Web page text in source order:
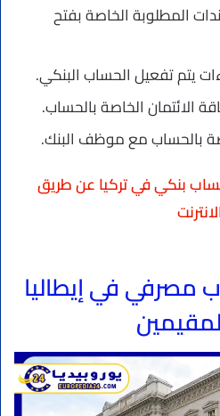
المطلوبة الخاصة بفتح
يتم تفعيل الحساب البنكي.
الائتمان الخاصة بالحساب.
بالحساب مع موظف البنك.
بنكي في تركيا عن طريق
مصرفي في إيطاليا